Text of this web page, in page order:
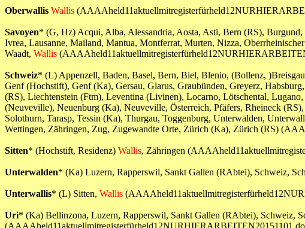
Oberwallis Wallis
Savoyen* (G, Hz) Acqui, Alba, Alessandria, Aosta, Asti, Bern (RS),
Ivrea, Lausanne, Mailand, Mantua, Montferrat, Murten, Nizza,
Waadt, Wallis
Schweiz* (L) Appenzell, Baden, Basel, Bern, Biel, Blenio, (Bollenz,
Genf (Hochstift), Genf (Ka), Gersau, Glarus, Graubünden, Greyerz,
(RS), Liechtenstein (Ftm), Leventina (Livinen), Locarno, Lötschental,
(Neuveville), Neuenburg (Ka), Neuveville, Österreich, Pfäfers, Rheineck
Solothurn, Tarasp, Tessin (Ka), Thurgau, Toggenburg, Unterwalden,
Wettingen, Zähringen, Zug, Zugewandte Orte, Zürich (Ka), Zürich (RS)
Sitten* (Hochstift, Residenz) Wallis, Zähringen
Unterwalden* (Ka) Luzern, Rapperswil, Sankt Gallen (RAbtei), Schweiz,
Unterwallis* (L) Sitten, Wallis
Uri* (Ka) Bellinzona, Luzern, Rapperswil, Sankt Gallen (RAbtei), Schweiz,